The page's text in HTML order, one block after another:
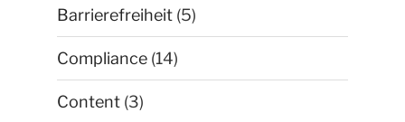
Barrierefreiheit (5)
Compliance (14)
Content (3)